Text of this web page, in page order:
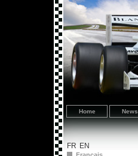
Home News
FR EN